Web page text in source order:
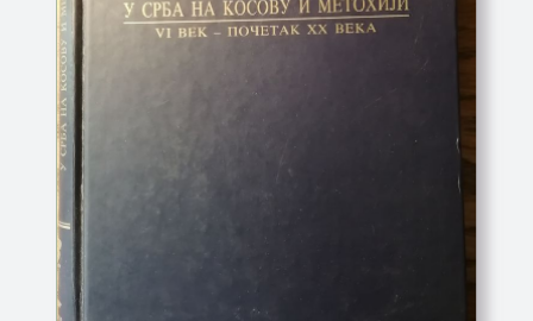
Enciklopedija naro...